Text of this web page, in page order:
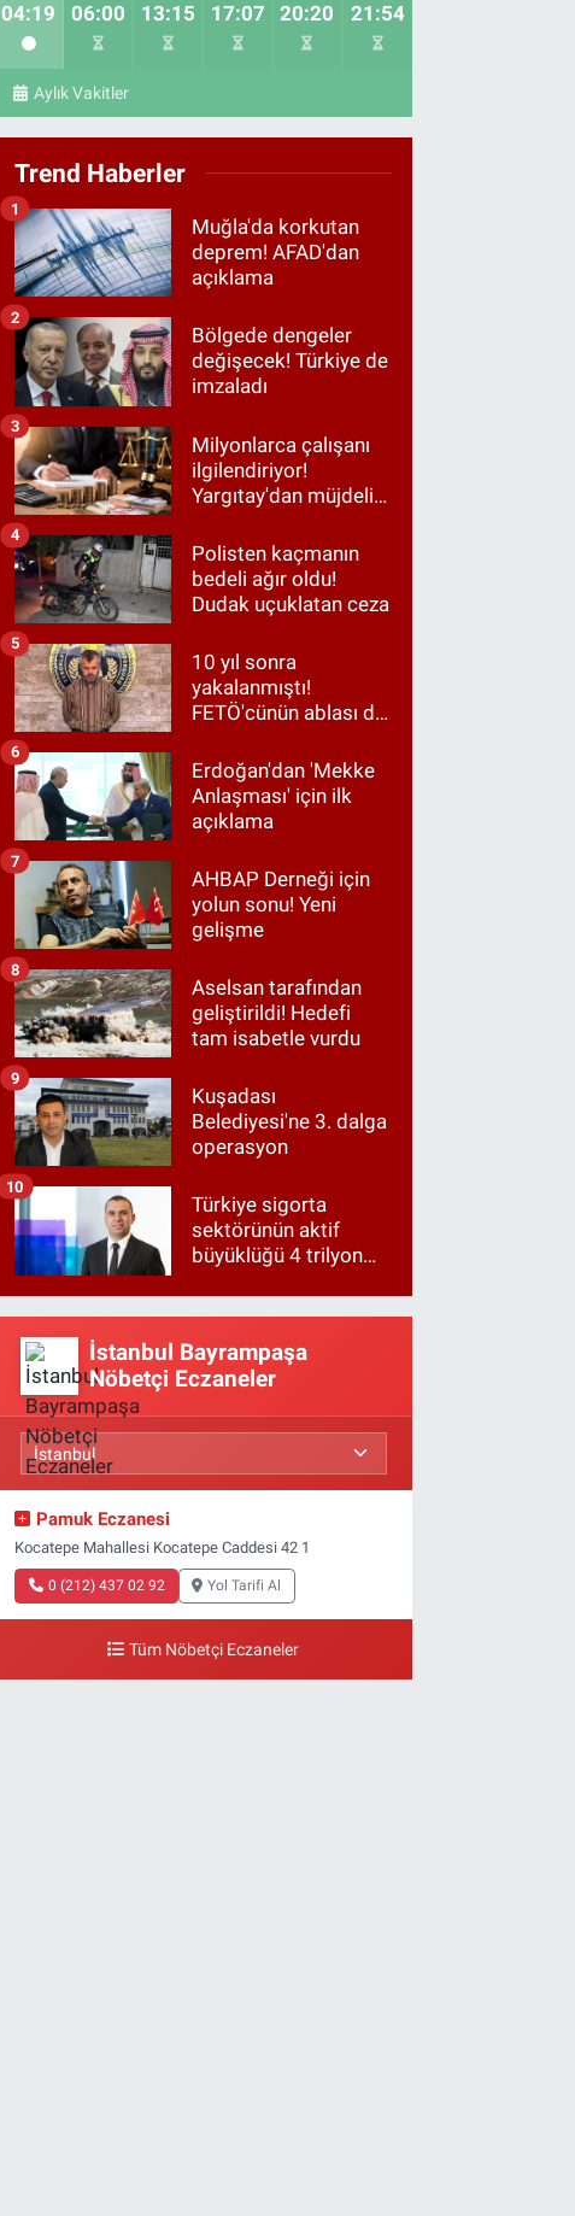
04:19 06:00 13:15 17:07 20:20 21:54
Aylık Vakitler
Trend Haberler
Muğla'da korkutan
deprem! AFAD'dan
açıklama
1
Bölgede dengeler
değişecek! Türkiye de
imzaladı
2
Milyonlarca çalışanı
ilgilendiriyor!
Yargıtay'dan müjdeli
3
Polisten kaçmanın
bedeli ağır oldu!
Dudak uçuklatan ceza
4
10 yıl sonra
yakalanmıştı!
FETÖ'cünün ablası da
5
Erdoğan'dan 'Mekke
Anlaşması' için ilk
açıklama
6
AHBAP Derneği için
yolun sonu! Yeni
gelişme
7
Aselsan tarafından
geliştirildi! Hedefi
tam isabetle vurdu
8
Kuşadası
Belediyesi'ne 3. dalga
operasyon
9
Türkiye sigorta
sektörünün aktif
büyüklüğü 4 trilyon
10
İstanbul Bayrampaşa
Nöbetçi Eczaneler
Pamuk Eczanesi
Kocatepe Mahallesi Kocatepe Caddesi 42 1
0 (212) 437 02 92 Yol Tarifi Al
Tüm Nöbetçi Eczaneler